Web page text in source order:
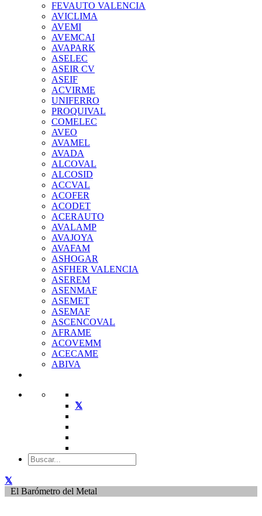
FEVAUTO VALENCIA
AVICLIMA
AVEMI
AVEMCAI
AVAPARK
ASELEC
ASEIR CV
ASEIF
ACVIRME
UNIFERRO
PROQUIVAL
COMELEC
AVEO
AVAMEL
AVADA
ALCOVAL
ALCOSID
ACCVAL
ACOFER
ACODET
ACERAUTO
AVALAMP
AVAJOYA
AVAFAM
ASHOGAR
ASFHER VALENCIA
ASEREM
ASENMAF
ASEMET
ASEMAF
ASCENCOVAL
AFRAME
ACOVEMM
ACECAME
ABIVA
El Barómetro del Metal